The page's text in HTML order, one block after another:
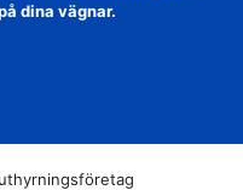
dina vägnar.